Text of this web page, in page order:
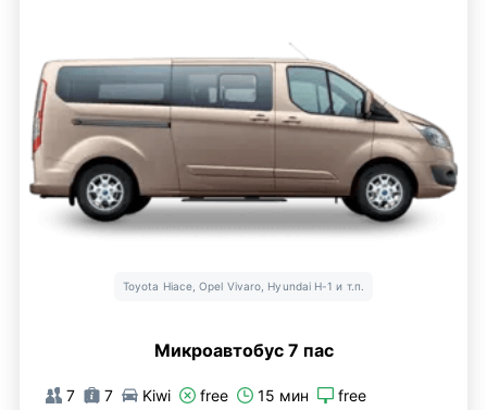
Toyota Hiace, Opel Vivaro, Hyundai H-1 и т.п.
Микроавтобус 7 пас
7 7 Kiwi free 15 мин free